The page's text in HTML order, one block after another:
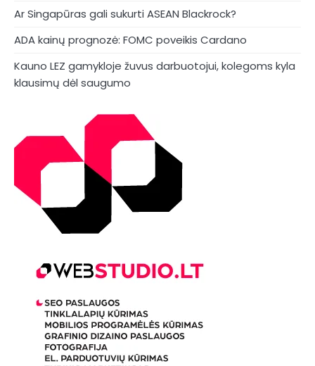
Ar Singapūras gali sukurti ASEAN Blackrock?
ADA kainų prognozė: FOMC poveikis Cardano
Kauno LEZ gamykloje žuvus darbuotojui, kolegoms kyla
klausimų dėl saugumo